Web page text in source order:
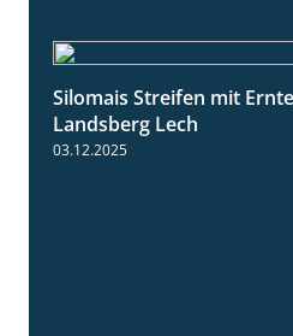
Silomais Streifen mit
Landsberg Lech
03.12.2025